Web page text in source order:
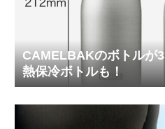
CAMELBAKのボトルが
熱保冷ボトルも！